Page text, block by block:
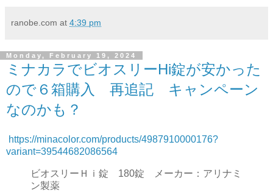
ranobe.com at 4:39 pm
Monday, February 19, 2024
ミナカラでビオスリーHi錠が安かった
ので６箱購入 再追記 キャンペーン
なのかも？
https://minacolor.com/products/4987910000176?
variant=39544682086564
ビオスリーＨｉ錠 180錠 メーカー：アリナミ
ン製薬